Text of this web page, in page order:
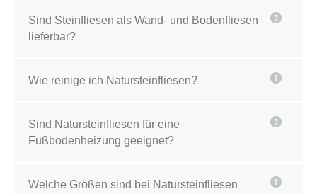
Sind Steinfliesen als Wand- und Bodenfliesen
lieferbar?
Wie reinige ich Natursteinfliesen?
Sind Natursteinfliesen für eine
Fußbodenheizung geeignet?
Welche Größen sind bei Natursteinfliesen